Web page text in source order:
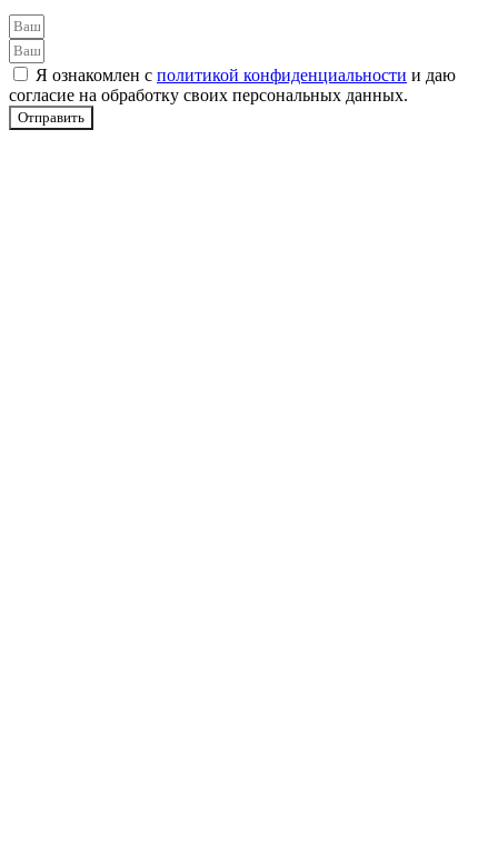
Я ознакомлен с политикой конфиденциальности и даю
согласие на обработку своих персональных данных.
Отправить